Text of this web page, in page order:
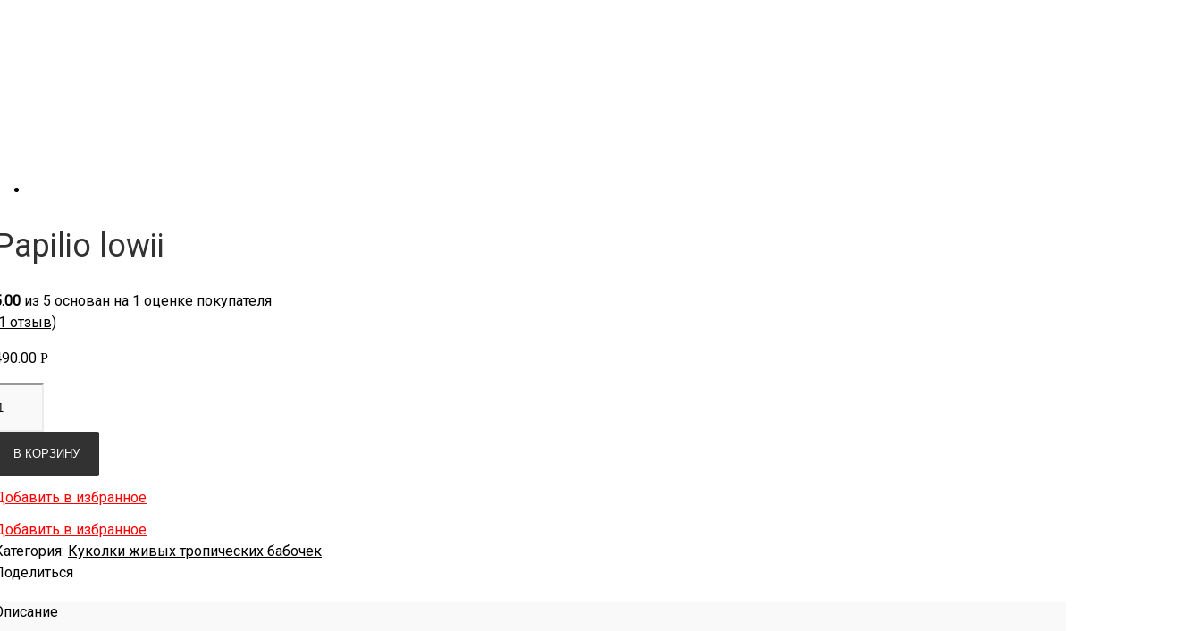
lowii
из 5 основан на 1 оценке покупателя
отзыв)
Р
В КОРЗИНУ
в избранное
в избранное
Куколки живых тропических бабочек